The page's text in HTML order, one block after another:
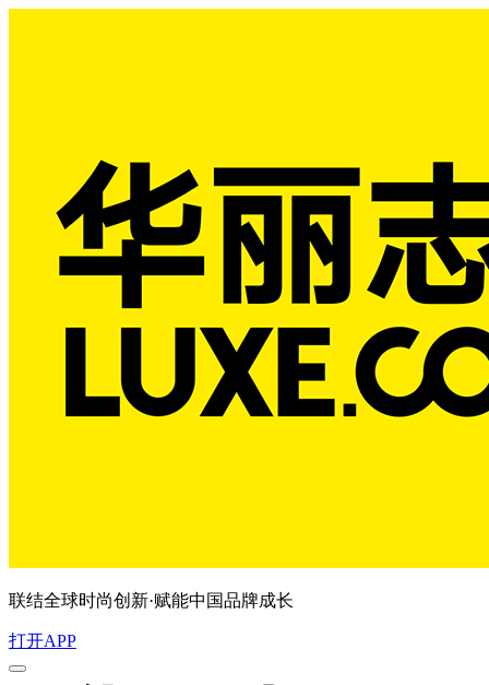
联结全球时尚创新·赋能中国品牌成长
打开APP